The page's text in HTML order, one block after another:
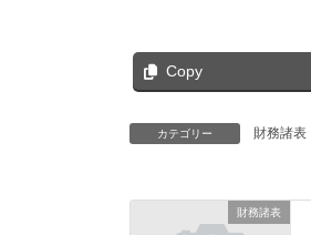
Copy
カテゴリー 財務諸表
財務諸表